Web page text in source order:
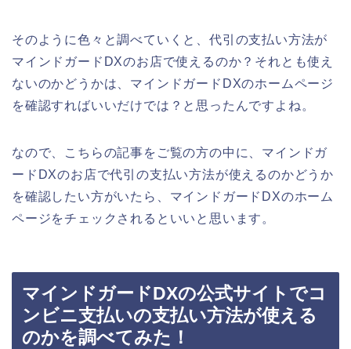
そのように色々と調べていくと、代引の支払い方法が
マインドガードDXのお店で使えるのか？それとも使え
ないのかどうかは、マインドガードDXのホームページ
を確認すればいいだけでは？と思ったんですよね。
なので、こちらの記事をご覧の方の中に、マインドガ
ードDXのお店で代引の支払い方法が使えるのかどうか
を確認したい方がいたら、マインドガードDXのホーム
ページをチェックされるといいと思います。
マインドガードDXの公式サイトでコ
ンビニ支払いの支払い方法が使える
のかを調べてみた！